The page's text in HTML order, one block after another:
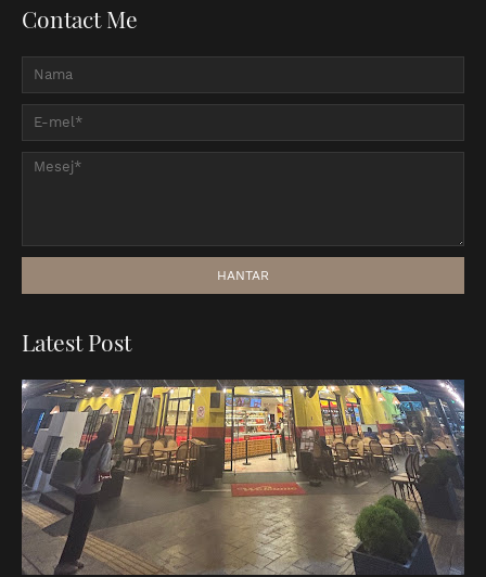
Contact Me
Latest Post